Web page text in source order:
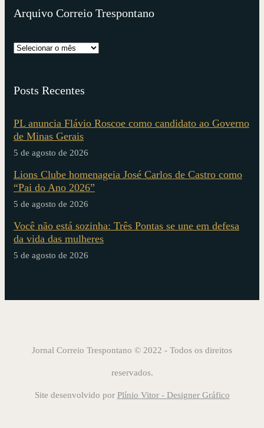
Arquivo Correio Trespontano
Posts Recentes
PL anuncia Flávio Roscoe como candidato ao Governo
de Minas Gerais
5 de agosto de 2026
Lions Clube homenageia José Carlos de Castro como
“Pai do Ano 2026”
5 de agosto de 2026
Você não está sozinha: Três Pontas se une em defesa
da vida das mulheres
5 de agosto de 2026
Jornal Correio Trespontano © 2022 - Todos os direitos
reservados.
Site desenvolvido por Plínio Vitor - Designer Gráfico